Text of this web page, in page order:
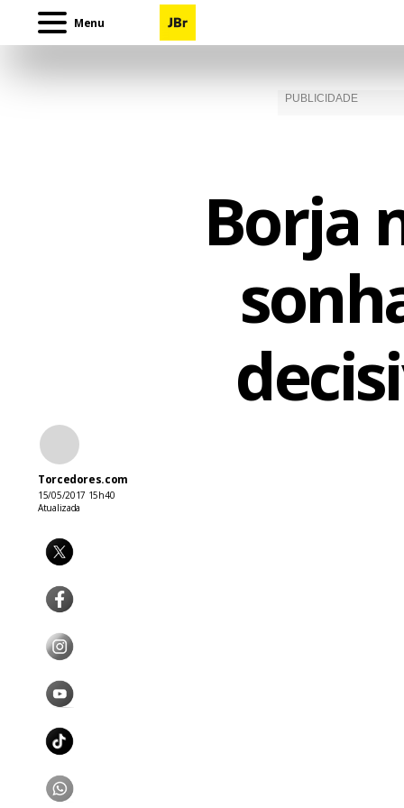
Menu
Borja
Torcedores.com
15/05/2017 15h40
Atualizada